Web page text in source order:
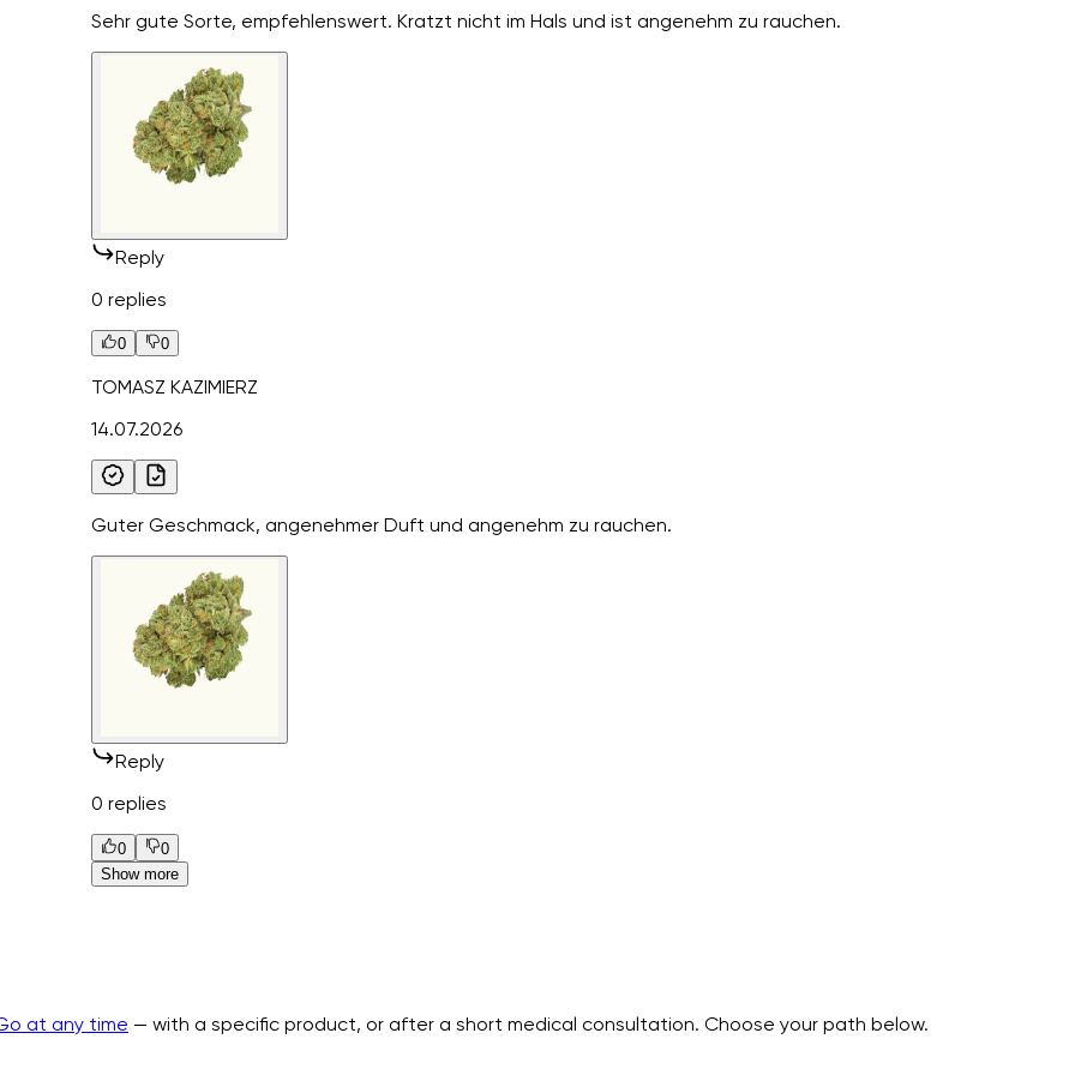
Sehr gute Sorte, empfehlenswert. Kratzt nicht im Hals und ist angenehm zu rauchen.
Reply
0 replies
0 0
TOMASZ KAZIMIERZ
14.07.2026
Guter Geschmack, angenehmer Duft und angenehm zu rauchen.
Reply
0 replies
0
0
Show more
at any time — with a specific product, or after a short medical consultation. Choose your path below.